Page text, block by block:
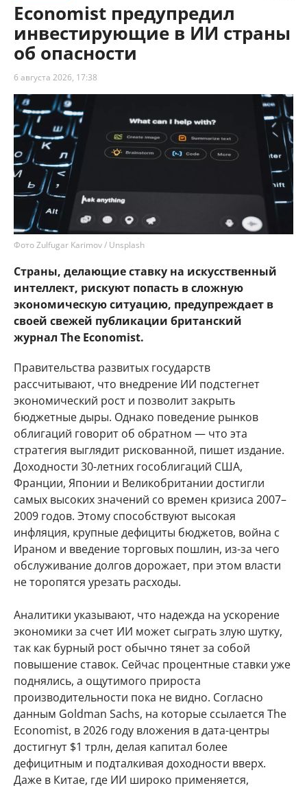
Economist предупредил
инвестирующие в ИИ страны
об опасности
6 августа 2026, 17:38
Фото Zulfugar Karimov / Unsplash
Страны, делающие ставку на искусственный
интеллект, рискуют попасть в сложную
экономическую ситуацию, предупреждает в
своей свежей публикации британский
журнал The Economist.
Правительства развитых государств
рассчитывают, что внедрение ИИ подстегнет
экономический рост и позволит закрыть
бюджетные дыры. Однако поведение рынков
облигаций говорит об обратном — что эта
стратегия выглядит рискованной, пишет издание.
Доходности 30-летних гособлигаций США,
Франции, Японии и Великобритании достигли
самых высоких значений со времен кризиса 2007–
2009 годов. Этому способствуют высокая
инфляция, крупные дефициты бюджетов, война с
Ираном и введение торговых пошлин, из-за чего
обслуживание долгов дорожает, при этом власти
не торопятся урезать расходы.
Аналитики указывают, что надежда на ускорение
экономики за счет ИИ может сыграть злую шутку,
так как бурный рост обычно тянет за собой
повышение ставок. Сейчас процентные ставки уже
поднялись, а ощутимого прироста
производительности пока не видно. Согласно
данным Goldman Sachs, на которые ссылается The
Economist, в 2026 году вложения в дата-центры
достигнут $1 трлн, делая капитал более
дефицитным и подталкивая доходности вверх.
Даже в Китае, где ИИ широко применяется,